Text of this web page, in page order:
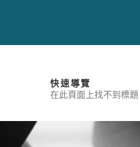
快速導覽
在此頁面上找不到標題